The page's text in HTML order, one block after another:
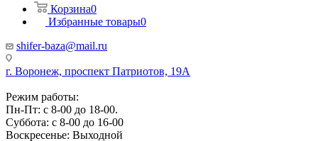
Корзина0
Избранные товары0
shifer-baza@mail.ru
г. Воронеж, проспект Патриотов, 19А
Режим работы:
Пн-Пт: с 8-00 до 18-00.
Суббота: с 8-00 до 16-00
Воскресенье: Выходной